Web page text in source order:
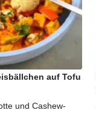
auf Tofu
und Cashew-